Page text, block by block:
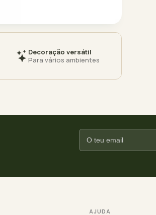
Decoração versátil
Para vários ambientes
AJUDA